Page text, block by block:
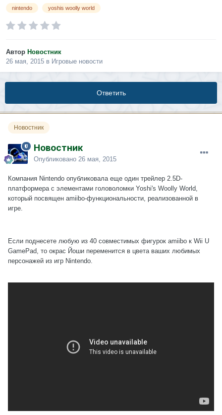
nintendo yoshis woolly world
Автор Новостник
26 мая, 2015 в Игровые новости
Ответить
Новостник
Новостник
Опубликовано 26 мая, 2015
Компания Nintendo опубликовала еще один трейлер 2.5D-
платформера с элементами головоломки Yoshi's Woolly World,
который посвящен amiibo-функциональности, реализованной в
игре.
Если поднесете любую из 40 совместимых фигурок amiibo к Wii U
GamePad, то окрас Йоши переменится в цвета ваших любимых
персонажей из игр Nintendo.